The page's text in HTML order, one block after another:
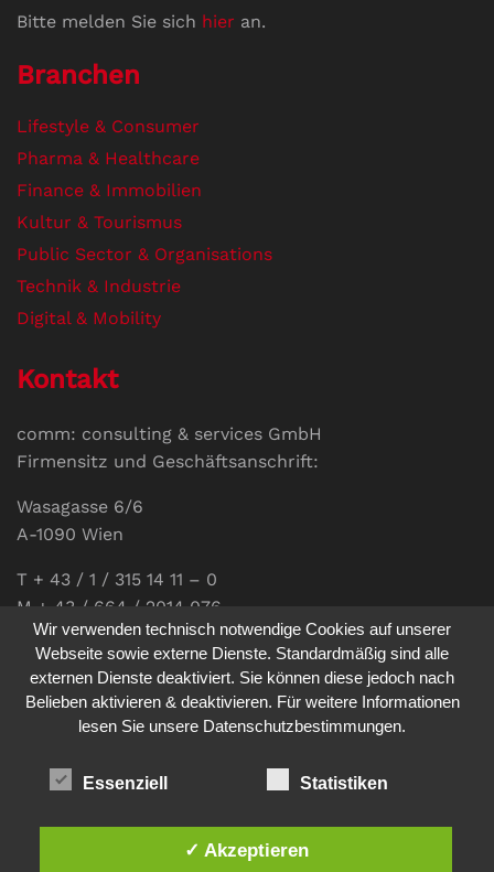
Bitte melden Sie sich hier an.
Branchen
Lifestyle & Consumer
Pharma & Healthcare
Finance & Immobilien
Kultur & Tourismus
Public Sector & Organisations
Technik & Industrie
Digital & Mobility
Kontakt
comm: consulting & services GmbH
Firmensitz und Geschäftsanschrift:
Wasagasse 6/6
A-1090 Wien
T + 43 / 1 / 315 14 11 – 0
M + 43 / 664 / 2014 076
E-Mail:office@communications.co.at
Homepage:www.communications.co.at
UID: ATU 811 196 56
Sabine Pöhacker MSc.
Wir verwenden technisch notwendige Cookies auf unserer
Webseite sowie externe Dienste. Standardmäßig sind alle
externen Dienste deaktiviert. Sie können diese jedoch nach
Belieben aktivieren & deaktivieren. Für weitere Informationen
lesen Sie unsere Datenschutzbestimmungen.
Essenziell Statistiken
✓ Akzeptieren